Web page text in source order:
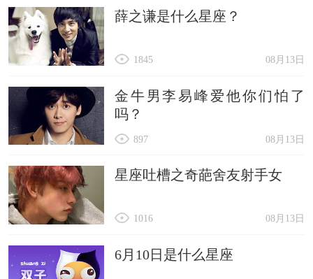
薛之谦是什么星座？
08月13日
1845
金牛男李易峰爱他你们怕了
吗？
08月13日
897
星座吐槽之奇葩舍友射手女
08月13日
1016
6月10日是什么星座